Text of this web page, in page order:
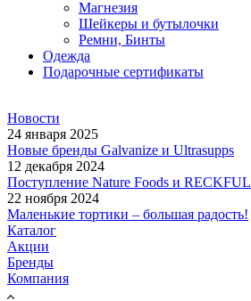
Магнезия
Шейкеры и бутылочки
Ремни, Бинты
Одежда
Подарочные сертификаты
Новости
24 января 2025
Новые бренды Galvanize и Ultrasupps
12 декабря 2024
Поступление Nature Foods и RECKFUL
22 ноября 2024
Маленькие тортики – большая радость!
Каталог
Акции
Бренды
Компания